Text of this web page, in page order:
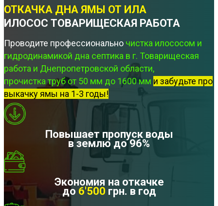
ОТКАЧКА ДНА ЯМЫ ОТ ИЛА
ИЛОСОС ТОВАРИЩЕСКАЯ РАБОТА
Проводите профессионально чистка илососом и
гидродинамикой дна септика в г. Товарищеская
работа и Днепропетровской области,
прочистка труб от 50 мм до 1600 мм и забудьте про
выкачку ямы на 1-3 годы!
Повышает пропуск воды
в землю до 96%
Экономия на откачке
до 6'500 грн. в год